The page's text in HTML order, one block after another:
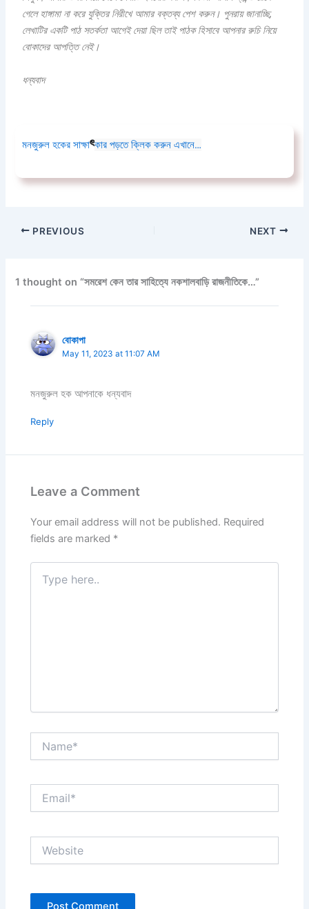
গেলে হাঙ্গামা না করে যুক্তির নিরীখে আমার বক্তব্য পেশ করুন। পুনরায় জানাচ্ছি,
লেখাটির একটি পাঠ সতর্কতা আগেই দেয়া ছিল তাই পাঠক হিসাবে আপনার রুচি নিয়ে
বোকাদের আপত্তি নেই।
ধন্যবাদ
মনজুরুল হকের সাক্ষাৎকার পড়তে ক্লিক করুন এখানে…
PREVIOUS NEXT
1 thought on “সমরেশ কেন তার সাহিত্যে নকশালবাড়ি রাজনীতিকে…”
বোকাপা
May 11, 2023 at 11:07 AM
মনজুরুল হক আপনাকে ধন্যবাদ
Reply
Leave a Comment
Your email address will not be published. Required
fields are marked *
Type
here..